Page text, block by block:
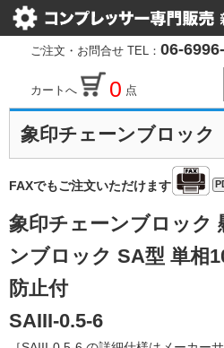
ご注文・お問合せ TEL： 06-
カートへ 0 点
象印チェーンブロック
FAXでもご注文いただけます
象印チェーンブロック
ンブロック SA型 単相
防止付
SAIII-0.5-6